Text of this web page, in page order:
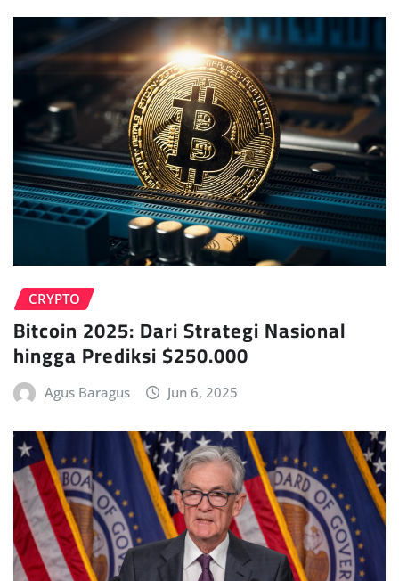
CRYPTO
Bitcoin 2025: Dari Strategi Nasional
hingga Prediksi $250.000
Agus Baragus Jun 6, 2025